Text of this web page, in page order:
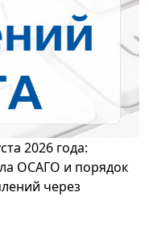
2026 года:
ОСАГО и порядок
через